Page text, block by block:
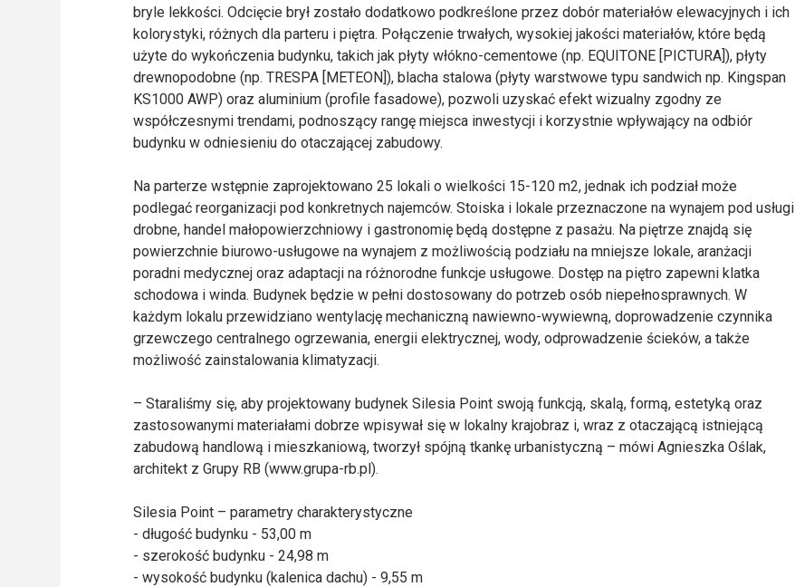
bryle lekkości. Odcięcie brył zostało dodatkowo podkreślone przez dobór materiałów elewacyjnych i ich
kolorystyki, różnych dla parteru i piętra. Połączenie trwałych, wysokiej jakości materiałów, które będą
użyte do wykończenia budynku, takich jak płyty włókno-cementowe (np. EQUITONE [PICTURA]), płyty
drewnopodobne (np. TRESPA [METEON]), blacha stalowa (płyty warstwowe typu sandwich np. Kingspan
KS1000 AWP) oraz aluminium (profile fasadowe), pozwoli uzyskać efekt wizualny zgodny ze
współczesnymi trendami, podnoszący rangę miejsca inwestycji i korzystnie wpływający na odbiór
budynku w odniesieniu do otaczającej zabudowy.
Na parterze wstępnie zaprojektowano 25 lokali o wielkości 15-120 m2, jednak ich podział może
podlegać reorganizacji pod konkretnych najemców. Stoiska i lokale przeznaczone na wynajem pod usługi
drobne, handel małopowierzchniowy i gastronomię będą dostępne z pasażu. Na piętrze znajdą się
powierzchnie biurowo-usługowe na wynajem z możliwością podziału na mniejsze lokale, aranżacji
poradni medycznej oraz adaptacji na różnorodne funkcje usługowe. Dostęp na piętro zapewni klatka
schodowa i winda. Budynek będzie w pełni dostosowany do potrzeb osób niepełnosprawnych. W
każdym lokalu przewidziano wentylację mechaniczną nawiewno-wywiewną, doprowadzenie czynnika
grzewczego centralnego ogrzewania, energii elektrycznej, wody, odprowadzenie ścieków, a także
możliwość zainstalowania klimatyzacji.
– Staraliśmy się, aby projektowany budynek Silesia Point swoją funkcją, skalą, formą, estetyką oraz
zastosowanymi materiałami dobrze wpisywał się w lokalny krajobraz i, wraz z otaczającą istniejącą
zabudową handlową i mieszkaniową, tworzył spójną tkankę urbanistyczną – mówi Agnieszka Oślak,
architekt z Grupy RB (www.grupa-rb.pl).
Silesia Point – parametry charakterystyczne
- długość budynku - 53,00 m
- szerokość budynku - 24,98 m
- wysokość budynku (kalenica dachu) - 9,55 m